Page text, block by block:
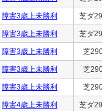
障害3歳上未勝利 芝ダ
障害3歳上未勝利 芝ダ
障害3歳上未勝利 芝
障害3歳上未勝利 芝
障害3歳上未勝利 芝
障害4歳上未勝利 芝ダ